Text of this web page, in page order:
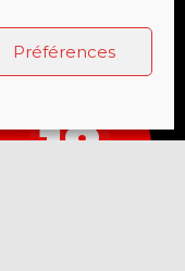
Préférences
18
112